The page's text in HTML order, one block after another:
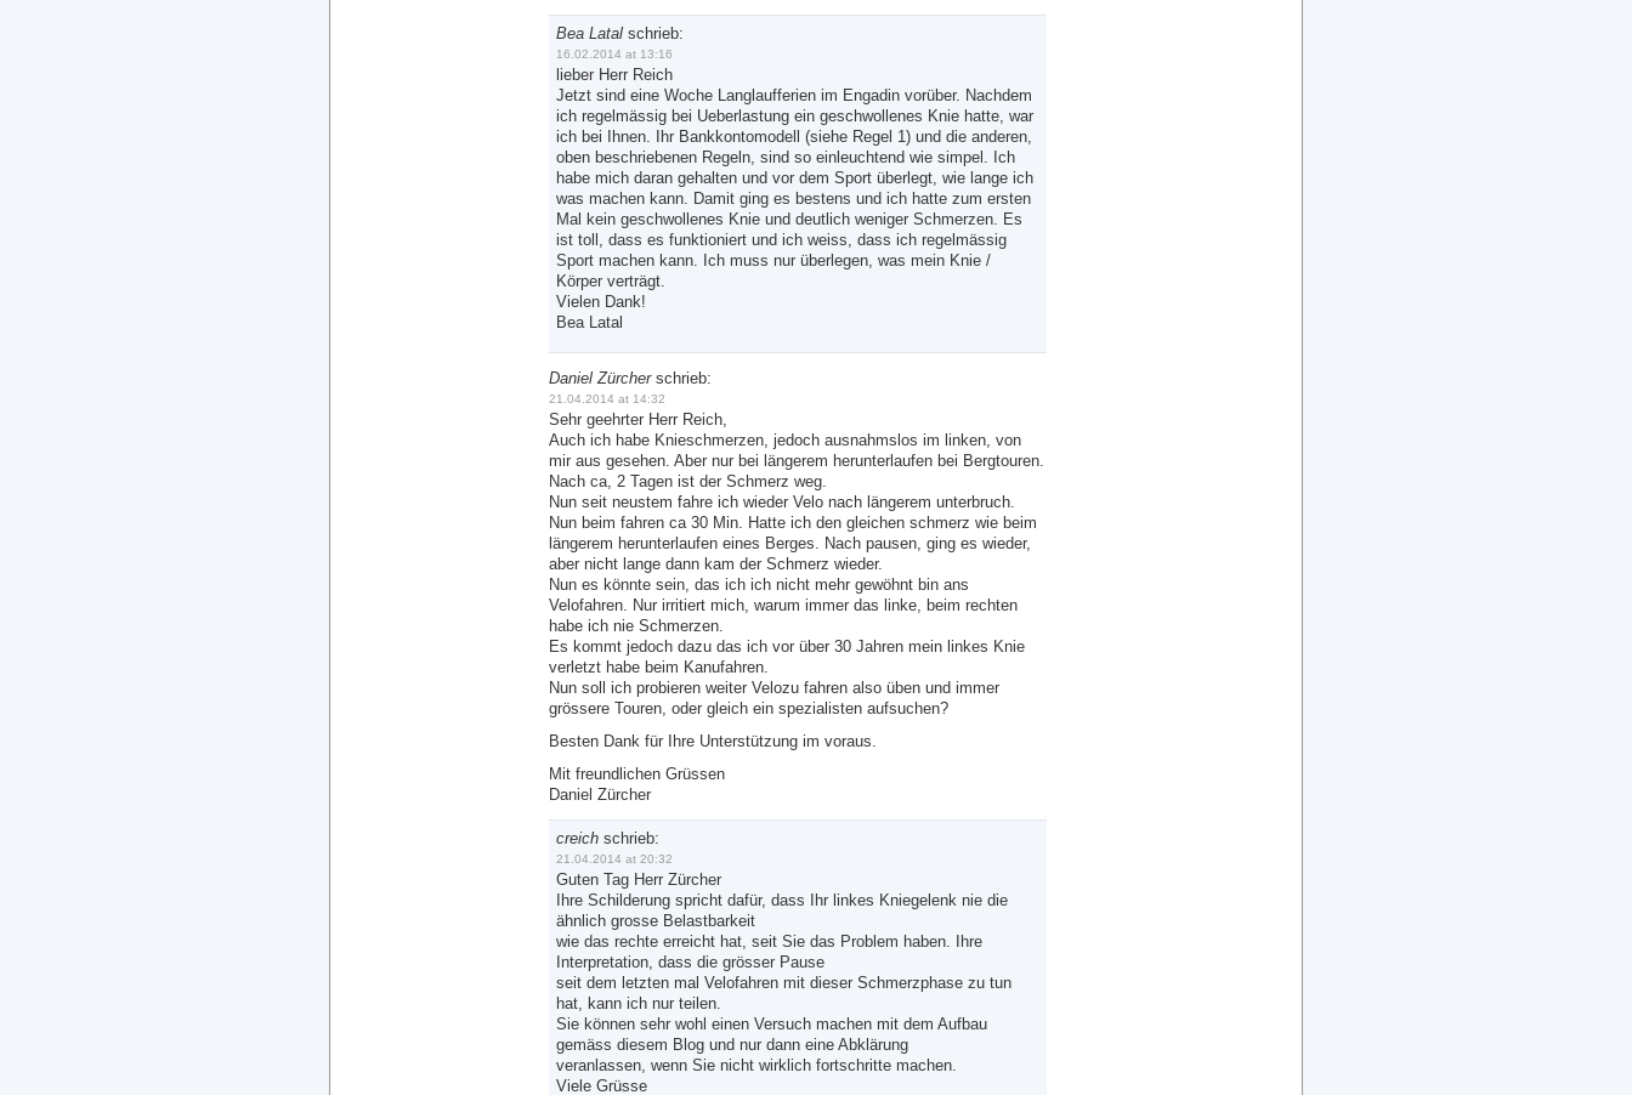
Bea Latal schrieb:
16.02.2014 at 13:16
lieber Herr Reich
Jetzt sind eine Woche Langlaufferien im Engadin vorüber. Nachdem
ich regelmässig bei Ueberlastung ein geschwollenes Knie hatte, war
ich bei Ihnen. Ihr Bankkontomodell (siehe Regel 1) und die anderen,
oben beschriebenen Regeln, sind so einleuchtend wie simpel. Ich
habe mich daran gehalten und vor dem Sport überlegt, wie lange ich
was machen kann. Damit ging es bestens und ich hatte zum ersten
Mal kein geschwollenes Knie und deutlich weniger Schmerzen. Es
ist toll, dass es funktioniert und ich weiss, dass ich regelmässig
Sport machen kann. Ich muss nur überlegen, was mein Knie /
Körper verträgt.
Vielen Dank!
Bea Latal
Daniel Zürcherschrieb:
21.04.2014 at 14:32
Sehr geehrter Herr Reich,
Auch ich habe Knieschmerzen, jedoch ausnahmslos im linken, von
mir aus gesehen. Aber nur bei längerem herunterlaufen bei Bergtouren.
Nach ca, 2 Tagen ist der Schmerz weg.
Nun seit neustem fahre ich wieder Velo nach längerem unterbruch.
Nun beim fahren ca 30 Min. Hatte ich den gleichen schmerz wie beim
längerem herunterlaufen eines Berges. Nach pausen, ging es wieder,
aber nicht lange dann kam der Schmerz wieder.
Nun es könnte sein, das ich ich nicht mehr gewöhnt bin ans
Velofahren. Nur irritiert mich, warum immer das linke, beim rechten
habe ich nie Schmerzen.
Es kommt jedoch dazu das ich vor über 30 Jahren mein linkes Knie
verletzt habe beim Kanufahren.
Nun soll ich probieren weiter Velozu fahren also üben und immer
grössere Touren, oder gleich ein spezialisten aufsuchen?
Besten Dank für Ihre Unterstützung im voraus.
Mit freundlichen Grüssen
Daniel Zürcher
creich schrieb:
21.04.2014 at 20:32
Guten Tag Herr Zürcher
Ihre Schilderung spricht dafür, dass Ihr linkes Kniegelenk nie die
ähnlich grosse Belastbarkeit
wie das rechte erreicht hat, seit Sie das Problem haben. Ihre
Interpretation, dass die grösser Pause
seit dem letzten mal Velofahren mit dieser Schmerzphase zu tun
hat, kann ich nur teilen.
Sie können sehr wohl einen Versuch machen mit dem Aufbau
gemäss diesem Blog und nur dann eine Abklärung
veranlassen, wenn Sie nicht wirklich fortschritte machen.
Viele Grüsse